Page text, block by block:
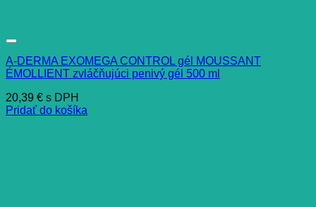
A-DERMA EXOMEGA CONTROL gél MOUSSANT
ÉMOLLIENT zvláčňujúci penivý gél 500 ml
20,39 € s DPH
Pridať do košíka